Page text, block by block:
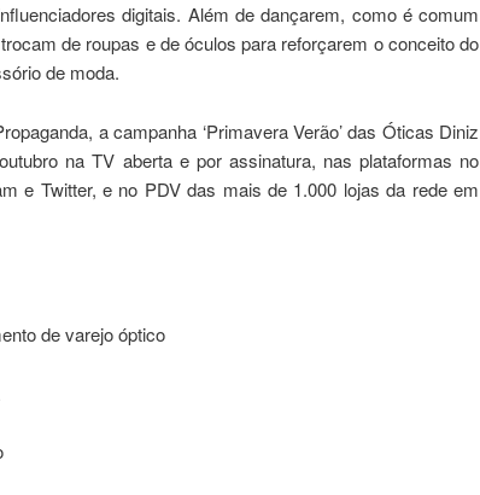
digitais. Além de dançarem, como é comum
de roupas e de óculos para reforçarem o conceito do
de moda.
a campanha ‘Primavera Verão’ das Óticas Diniz
na TV aberta e por assinatura, nas plataformas no
e Twitter, e no PDV das mais de 1.000 lojas da rede em
de varejo óptico